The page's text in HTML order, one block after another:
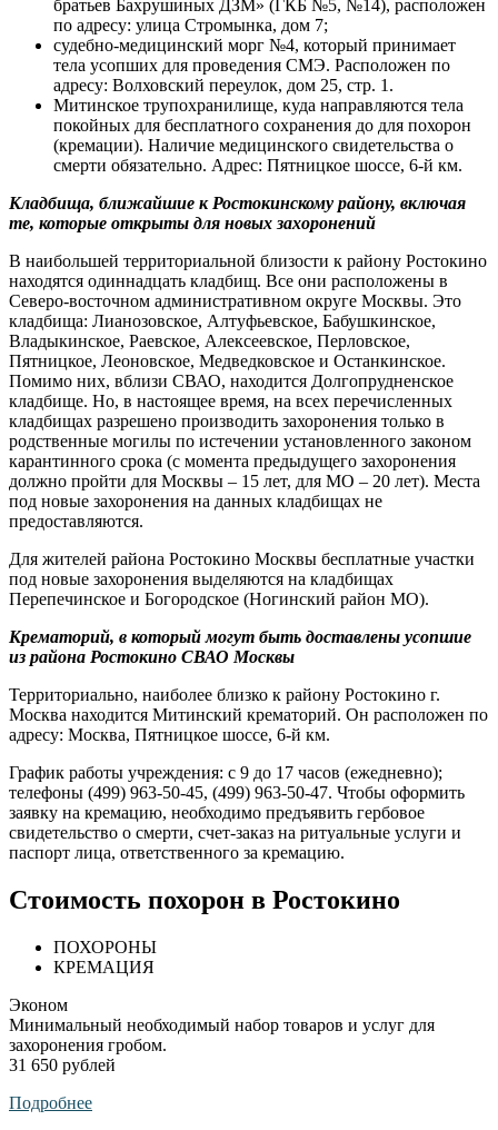
братьев Бахрушиных ДЗМ» (ГКБ №5, №14), расположен
по адресу: улица Стромынка, дом 7;
судебно-медицинский морг №4, который принимает
тела усопших для проведения СМЭ. Расположен по
адресу: Волховский переулок, дом 25, стр. 1.
Митинское трупохранилище, куда направляются тела
покойных для бесплатного сохранения до для похорон
(кремации). Наличие медицинского свидетельства о
смерти обязательно. Адрес: Пятницкое шоссе, 6-й км.
Кладбища, ближайшие к Ростокинскому району, включая
те, которые открыты для новых захоронений
В наибольшей территориальной близости к району Ростокино
находятся одиннадцать кладбищ. Все они расположены в
Северо-восточном административном округе Москвы. Это
кладбища: Лианозовское, Алтуфьевское, Бабушкинское,
Владыкинское, Раевское, Алексеевское, Перловское,
Пятницкое, Леоновское, Медведковское и Останкинское.
Помимо них, вблизи СВАО, находится Долгопрудненское
кладбище. Но, в настоящее время, на всех перечисленных
кладбищах разрешено производить захоронения только в
родственные могилы по истечении установленного законом
карантинного срока (с момента предыдущего захоронения
должно пройти для Москвы – 15 лет, для МО – 20 лет). Места
под новые захоронения на данных кладбищах не
предоставляются.
Для жителей района Ростокино Москвы бесплатные участки
под новые захоронения выделяются на кладбищах
Перепечинское и Богородское (Ногинский район МО).
Крематорий, в который могут быть доставлены усопшие
из района Ростокино СВАО Москвы
Территориально, наиболее близко к району Ростокино г.
Москва находится Митинский крематорий. Он расположен по
адресу: Москва, Пятницкое шоссе, 6-й км.
График работы учреждения: с 9 до 17 часов (ежедневно);
телефоны (499) 963‑50-45, (499) 963‑50-47. Чтобы оформить
заявку на кремацию, необходимо предъявить гербовое
свидетельство о смерти, счет-заказ на ритуальные услуги и
паспорт лица, ответственного за кремацию.
Стоимость похорон в Ростокино
ПОХОРОНЫ
КРЕМАЦИЯ
Эконом
Минимальный необходимый набор товаров и услуг для
захоронения гробом.
31 650 рублей
Подробнее